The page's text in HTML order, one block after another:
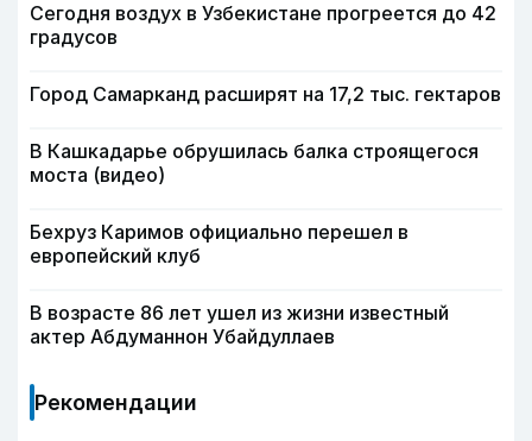
Сегодня воздух в Узбекистане прогреется до 42
градусов
Город Самарканд расширят на 17,2 тыс. гектаров
В Кашкадарье обрушилась балка строящегося
моста (видео)
Бехруз Каримов официально перешел в
европейский клуб
В возрасте 86 лет ушел из жизни известный
актер Абдуманнон Убайдуллаев
Рекомендации